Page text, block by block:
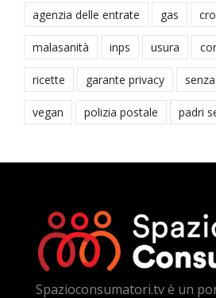
agenzia delle entrate gas
malasanità inps usura
ricette garante privacy
vegan polizia postale padri
Spazioconsumatori.tv è un